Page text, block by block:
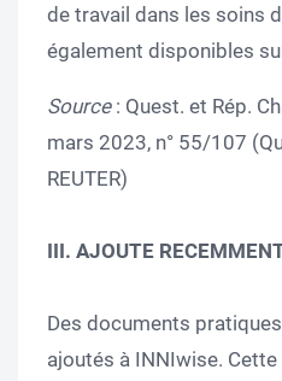
de travail dans les soins
également disponibles
Source: Quest. et Rép.
mars 2023, n° 55/107
REUTER)
III. AJOUTE
Des documents
ajoutés à INNIwise. Cette